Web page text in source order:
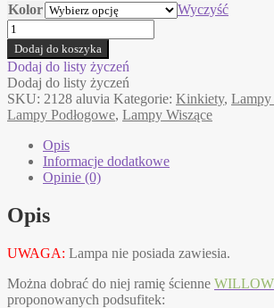
Kolor
Wyczyść
ilość
ALUVIA
MINI
Umage
klosz
do
lamp
wiszących,
stołowych,
podłogowych
Dodaj do koszyka
Dodaj do listy życzeń
Dodaj do listy życzeń
SKU: 2128 aluvia Kategorie: Kinkiety, Lampy
Lampy Podłogowe, Lampy Wiszące
Opis
Informacje dodatkowe
Opinie (0)
Opis
UWAGA: Lampa nie posiada zawiesia.
Można dobrać do niej ramię ścienne WILLOW
proponowanych podsufitek: